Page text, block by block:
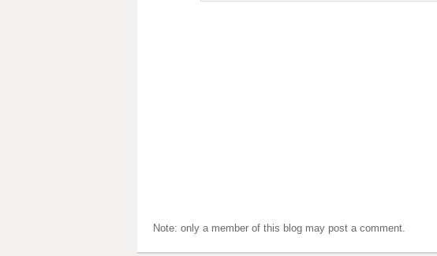
Note: only a member of this blog may post a comment.